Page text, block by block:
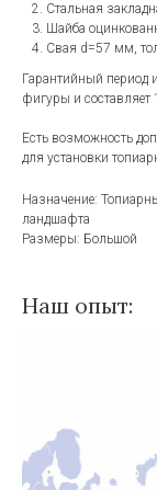
Стальная
Шайба
Свая d=57 мм,
Гарантийный период
фигуры и составляет
Есть возможность
для установки
Назначение:
ландшафта
Размеры: Большой
Наш опыт: